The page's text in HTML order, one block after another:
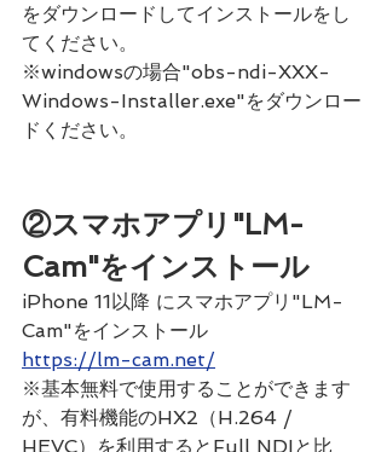
をダウンロードしてインストールをし
てください。
※windowsの場合"obs-ndi-XXX-
Windows-Installer.exe"をダウンロー
ドください。
②スマホアプリ"LM-
Cam"をインストール
iPhone 11以降 にスマホアプリ"LM-
Cam"をインストール
https://lm-cam.net/
※基本無料で使用することができます
が、有料機能のHX2（H.264 /
HEVC）を利用するとFull NDIと比